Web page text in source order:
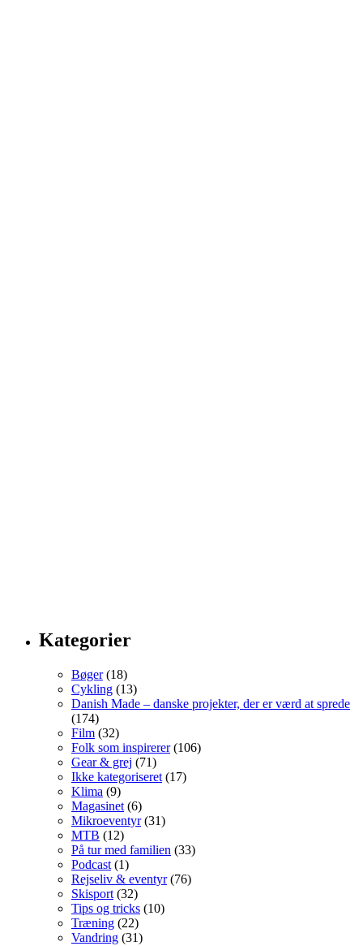
Kategorier
Bøger(18)
Cykling (13)
Danish Made – danske projekter, der er værd at sprede
(174)
Film (32)
Folk som inspirerer(106)
Gear & grej (71)
Ikke kategoriseret (17)
Klima (9)
Magasinet (6)
Mikroeventyr(31)
MTB (12)
På tur med familien (33)
Podcast (1)
Rejseliv & eventyr(76)
Skisport (32)
Tips og tricks (10)
Træning (22)
Vandring (31)